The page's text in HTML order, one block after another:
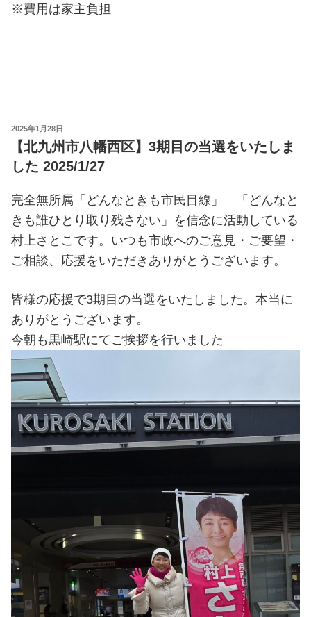
※費用は家主負担
POSTED
ON
2025年1月28日
【北九州市八幡西区】3期目の当選をいたしま
した 2025/1/27
完全無所属「どんなときも市民目線」 「どんなと
きも誰ひとり取り残さない」を信念に活動している
村上さとこです。いつも市政へのご意見・ご要望・
ご相談、応援をいただきありがとうございます。
皆様の応援で3期目の当選をいたしました。本当に
ありがとうございます。
今朝も黒崎駅にてご挨拶を行いました